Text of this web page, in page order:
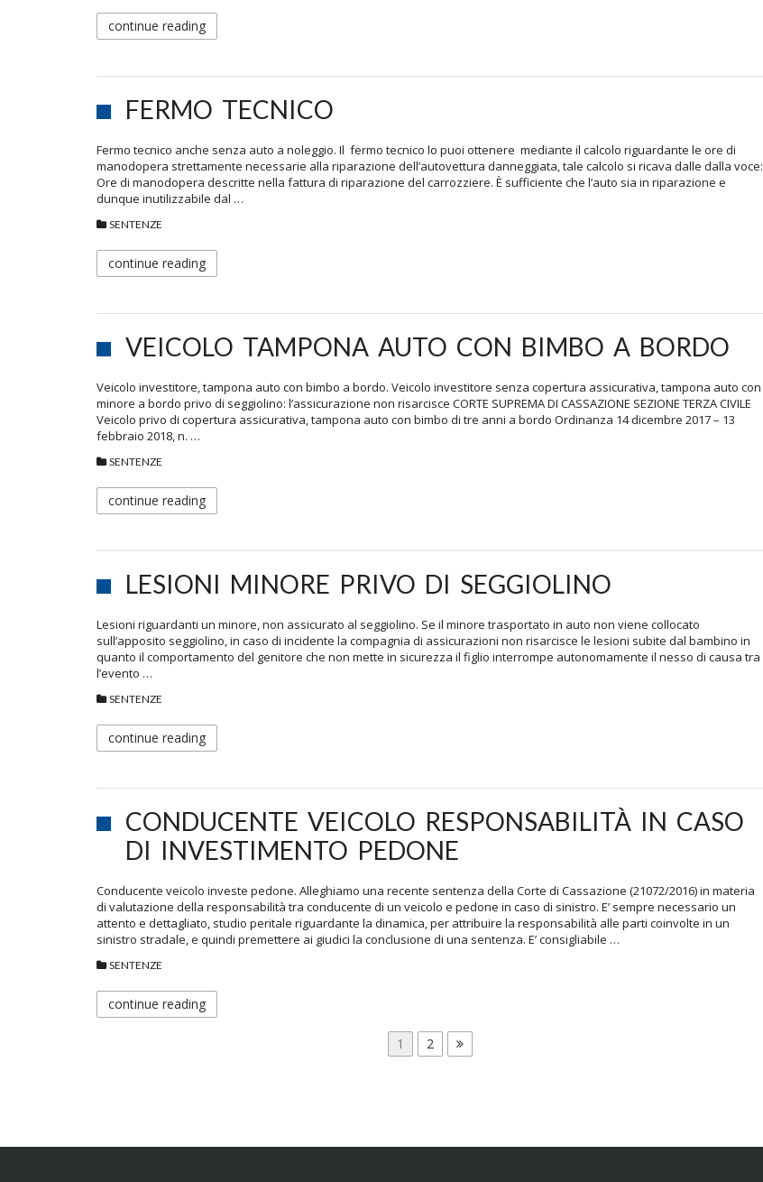
continue reading
FERMO TECNICO
Fermo tecnico anche senza auto a noleggio. Il fermo tecnico lo puoi ottenere mediante il calcolo riguardante le ore di
manodopera strettamente necessarie alla riparazione dell’autovettura danneggiata, tale calcolo si ricava dalle dalla voce:
Ore di manodopera descritte nella fattura di riparazione del carrozziere. È sufficiente che l’auto sia in riparazione e
dunque inutilizzabile dal …
SENTENZE
continue reading
VEICOLO TAMPONA AUTO CON BIMBO A BORDO
Veicolo investitore, tampona auto con bimbo a bordo. Veicolo investitore senza copertura assicurativa, tampona auto con
minore a bordo privo di seggiolino: l’assicurazione non risarcisce CORTE SUPREMA DI CASSAZIONE SEZIONE TERZA CIVILE
Veicolo privo di copertura assicurativa, tampona auto con bimbo di tre anni a bordo Ordinanza 14 dicembre 2017 – 13
febbraio 2018, n. …
SENTENZE
continue reading
LESIONI MINORE PRIVO DI SEGGIOLINO
Lesioni riguardanti un minore, non assicurato al seggiolino. Se il minore trasportato in auto non viene collocato
sull’apposito seggiolino, in caso di incidente la compagnia di assicurazioni non risarcisce le lesioni subite dal bambino in
quanto il comportamento del genitore che non mette in sicurezza il figlio interrompe autonomamente il nesso di causa tra
l’evento …
SENTENZE
continue reading
CONDUCENTE VEICOLO RESPONSABILITÀ IN CASO
DI INVESTIMENTO PEDONE
Conducente veicolo investe pedone. Alleghiamo una recente sentenza della Corte di Cassazione (21072/2016) in materia
di valutazione della responsabilità tra conducente di un veicolo e pedone in caso di sinistro. E’ sempre necessario un
attento e dettagliato, studio peritale riguardante la dinamica, per attribuire la responsabilità alle parti coinvolte in un
sinistro stradale, e quindi premettere ai giudici la conclusione di una sentenza. E’ consigliabile …
SENTENZE
continue reading
Page
1 Page
2